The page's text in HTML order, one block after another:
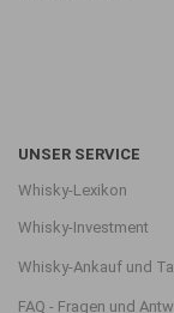
UNSER SERVICE
Whisky-Lexikon
Whisky-Investment
Whisky-Ankauf und
FAQ - Fragen und